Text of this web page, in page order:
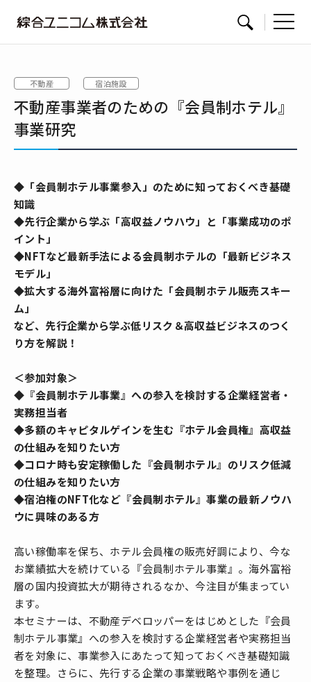
ニ
コ
ム
不動産事業者のための『会員制ホテル』
事業研究
不動産 宿泊施設
◆「会員制ホテル事業参入」のために知っておくべき基礎
知識
◆先行企業から学ぶ「高収益ノウハウ」と「事業成功のポ
イント」
◆NFTなど最新手法による会員制ホテルの「最新ビジネス
モデル」
◆拡大する海外富裕層に向けた「会員制ホテル販売スキー
ム」
など、先行企業から学ぶ低リスク＆高収益ビジネスのつく
り方を解説！
＜参加対象＞
◆『会員制ホテル事業』への参入を検討する企業経営者・
実務担当者
◆多額のキャピタルゲインを生む『ホテル会員権』高収益
の仕組みを知りたい方
◆コロナ時も安定稼働した『会員制ホテル』のリスク低減
の仕組みを知りたい方
◆宿泊権のNFT化など『会員制ホテル』事業の最新ノウハ
ウに興味のある方
高い稼働率を保ち、ホテル会員権の販売好調により、今な
お業績拡大を続けている『会員制ホテル事業』。海外富裕
層の国内投資拡大が期待されるなか、今注目が集まってい
ます。
本セミナーは、不動産デベロッパーをはじめとした『会員
制ホテル事業』への参入を検討する企業経営者や実務担当
者を対象に、事業参入にあたって知っておくべき基礎知識
を整理。さらに、先行する企業の事業戦略や事例を通じ